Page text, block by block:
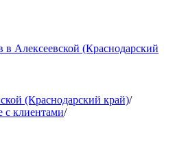
в Алексеевской (Краснодарский
(Краснодарский край)/
с клиентами/